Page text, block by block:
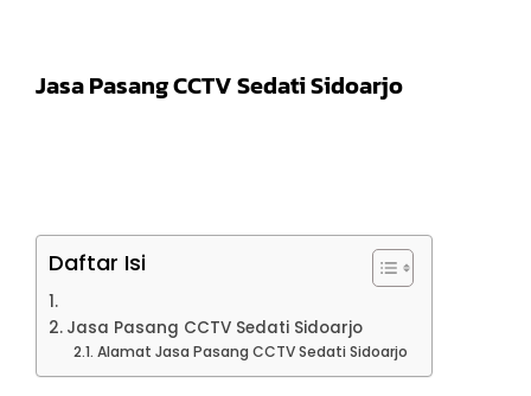
Jasa Pasang CCTV Sedati Sidoarjo
Daftar Isi
Jasa Pasang CCTV Sedati Sidoarjo
Alamat Jasa Pasang CCTV Sedati Sidoarjo